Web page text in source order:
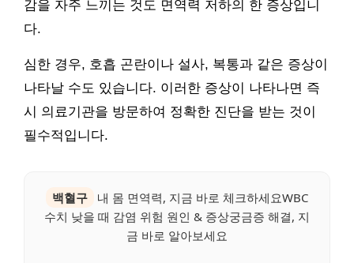
감을 자주 느끼는 것도 면역력 저하의 한 증상입니
다.
심한 경우, 호흡 곤란이나 설사, 복통과 같은 증상이
나타날 수도 있습니다. 이러한 증상이 나타나면 즉
시 의료기관을 방문하여 정확한 진단을 받는 것이
필수적입니다.
백혈구
내 몸 면역력, 지금 바로 체크하세요WBC
수치 낮을 때 감염 위험 원인 & 증상궁금증 해결, 지
금 바로 알아보세요